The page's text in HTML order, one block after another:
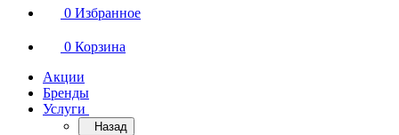
0 Избранное
0 Корзина
Акции
Бренды
Услуги
Назад